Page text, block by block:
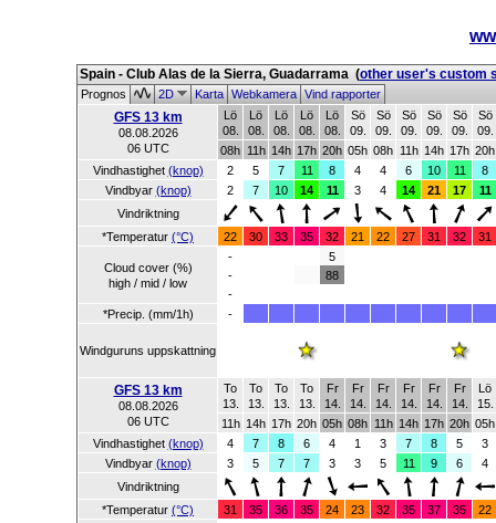
Spain - Club Alas de la Sierra, Guadarrama (other user's custom
Prognos 2D KartaWebkameraVind rapporter
GFS 13 km
08.08.2026
06 UTC
Lö
08.
Lö
08.
Lö
08.
Lö
08.
Lö
08.
Sö
09.
Sö
09.
Sö
09.
Sö
09.
Sö
09.
Sö
09.
08h 11h 14h 17h 20h 05h 08h 11h 14h 17h 20h
Vindhastighet (knop) 2 5 7 11 8 4 4 6 10 11
8
Vindbyar (knop) 2 7 10 14 11 3 4 14 21 17
11
Vindriktning
*Temperatur (°C) 22 30 33 35 32 21 22 27 31 32 31
Cloud cover (%)
high / mid / low
-
-
-
5
88
*Precip. (mm/1h) -
Windguruns uppskattning
GFS 13 km
08.08.2026
06 UTC
To
13.
To
13.
To
13.
To
13.
Fr
14.
Fr
14.
Fr
14.
Fr
14.
Fr
14.
Fr
14.
Lö
15.
11h 14h 17h 20h 05h 08h 11h 14h 17h 20h 05h
Vindhastighet (knop) 4 7 8 6 4 1 3 7 8 5
3
Vindbyar (knop) 3 5 7 7 3 3 5 11 9 6
4
Vindriktning
*Temperatur (°C) 31 35 36 35 24 23 32 35 37 35 22